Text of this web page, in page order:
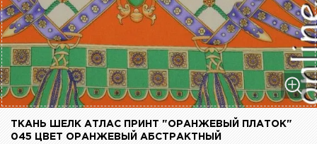
ТКАНЬ ШЕЛК АТЛАС ПРИНТ "ОРАНЖЕВЫЙ ПЛАТОК"
045 ЦВЕТ ОРАНЖЕВЫЙ АБСТРАКТНЫЙ